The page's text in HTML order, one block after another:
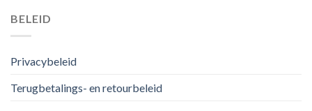
BELEID
Privacybeleid
Terugbetalings- en retourbeleid